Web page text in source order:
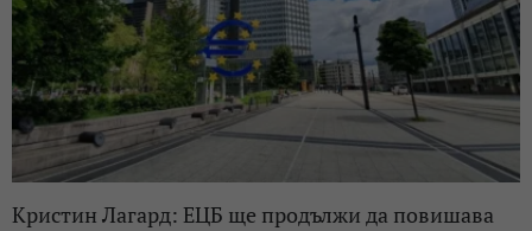
Кристин Лагард: ЕЦБ ще продължи да повишава